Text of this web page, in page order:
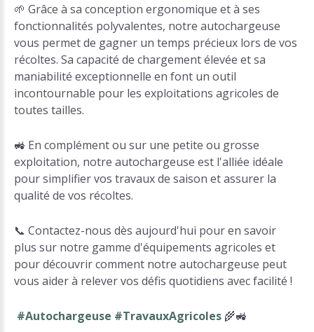
🌱 Grâce à sa conception ergonomique et à ses
fonctionnalités polyvalentes, notre autochargeuse
vous permet de gagner un temps précieux lors de vos
récoltes. Sa capacité de chargement élevée et sa
maniabilité exceptionnelle en font un outil
incontournable pour les exploitations agricoles de
toutes tailles.
🚜 En complément ou sur une petite ou grosse
exploitation, notre autochargeuse est l'alliée idéale
pour simplifier vos travaux de saison et assurer la
qualité de vos récoltes.
📞 Contactez-nous dès aujourd'hui pour en savoir
plus sur notre gamme d'équipements agricoles et
pour découvrir comment notre autochargeuse peut
vous aider à relever vos défis quotidiens avec facilité !
#Autochargeuse #TravauxAgricoles 🌾🚜